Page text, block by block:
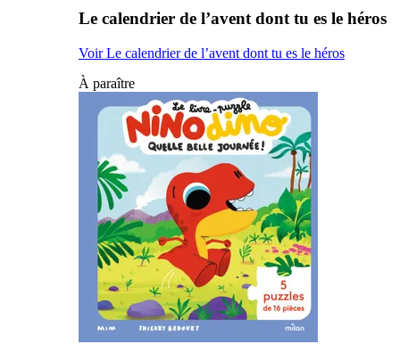
Le calendrier de l’avent dont tu es le héros
Voir Le calendrier de l’avent dont tu es le héros
À paraître